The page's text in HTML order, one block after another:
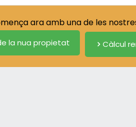
ara amb una de les
la nua propietat Càlcul